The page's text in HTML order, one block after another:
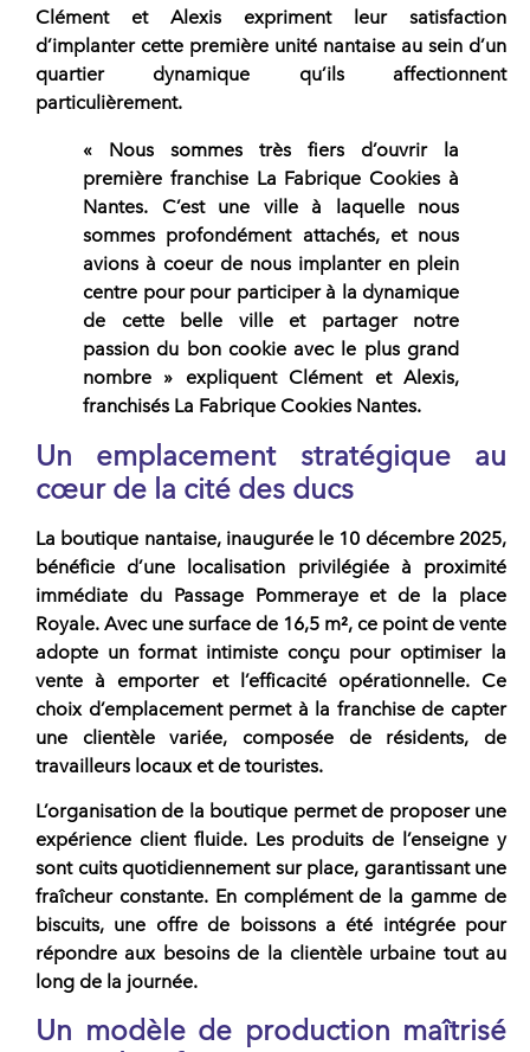
Clément et Alexis expriment leur satisfaction
d’implanter cette première unité nantaise au sein d’un
quartier dynamique qu’ils affectionnent
particulièrement.
« Nous sommes très fiers d’ouvrir la
première franchise La Fabrique Cookies à
Nantes. C’est une ville à laquelle nous
sommes profondément attachés, et nous
avions à coeur de nous implanter en plein
centre pour pour participer à la dynamique
de cette belle ville et partager notre
passion du bon cookie avec le plus grand
nombre » expliquent Clément et Alexis,
franchisés La Fabrique Cookies Nantes.
Un emplacement stratégique au
cœur de la cité des ducs
La boutique nantaise, inaugurée le 10 décembre 2025,
bénéficie d’une localisation privilégiée à proximité
immédiate du Passage Pommeraye et de la place
Royale. Avec une surface de 16,5 m², ce point de vente
adopte un format intimiste conçu pour optimiser la
vente à emporter et l’efficacité opérationnelle. Ce
choix d’emplacement permet à la franchisede capter
une clientèle variée, composée de résidents, de
travailleurs locaux et de touristes.
L’organisation de la boutique permet de proposer une
expérience client fluide. Les produits de l’enseigne y
sont cuits quotidiennement sur place, garantissant une
fraîcheur constante. En complément de la gamme de
biscuits, une offre de boissons a été intégrée pour
répondre aux besoins de la clientèle urbaine tout au
long de la journée.
Un modèle de production maîtrisé